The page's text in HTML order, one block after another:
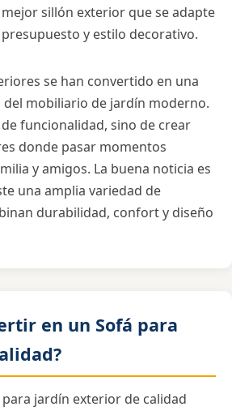
sillón exterior que se adapte
y estilo decorativo.
se han convertido en una
mobiliario de jardín moderno.
funcionalidad, sino de crear
donde pasar momentos
y amigos. La buena noticia es
una amplia variedad de
durabilidad, confort y diseño
en un Sofá para
jardín exterior de calidad